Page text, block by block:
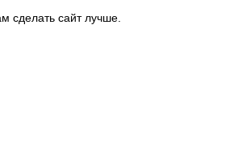
сделать сайт лучше.